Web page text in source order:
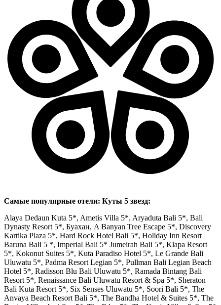
Самые популярные отели: Куты 5 звезд:
Alaya Dedaun Kuta 5*, Ametis Villa 5*, Aryaduta Bali 5*, Bali
Dynasty Resort 5*, Буахан, A Banyan Tree Escape 5*, Discovery
Kartika Plaza 5*, Hard Rock Hotel Bali 5*, Holiday Inn Resort
Baruna Bali 5 *, Imperial Bali 5* Jumeirah Bali 5*, Klapa Resort
5*, Kokonut Suites 5*, Kuta Paradiso Hotel 5*, Le Grande Bali
Uluwatu 5*, Padma Resort Legian 5*, Pullman Bali Legian Beach
Hotel 5*, Radisson Blu Bali Uluwatu 5*, Ramada Bintang Bali
Resort 5*, Renaissance Bali Uluwatu Resort & Spa 5*, Sheraton
Bali Kuta Resort 5*, Six Senses Uluwatu 5*, Soori Bali 5*, The
Anvaya Beach Resort Bali 5*, The Bandha Hotel & Suites 5*, The